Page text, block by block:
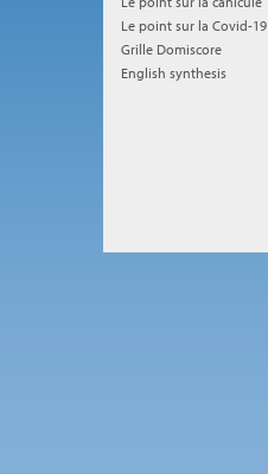
Le point sur la Covid-19
Grille Domiscore
English synthesis